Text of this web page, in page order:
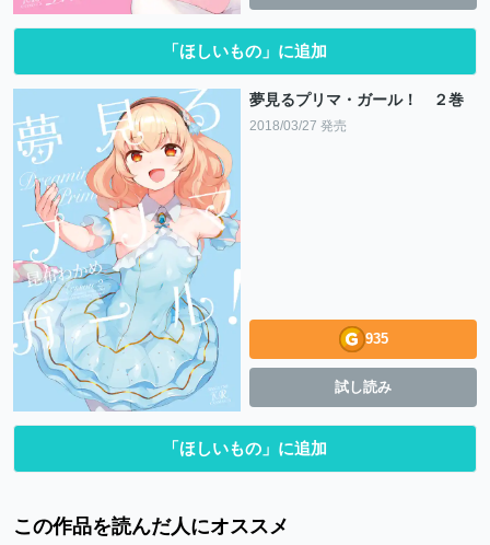
「ほしいもの」に追加
夢見るプリマ・ガール！ ２巻
2018/03/27 発売
935
試し読み
「ほしいもの」に追加
この作品を読んだ人にオススメ